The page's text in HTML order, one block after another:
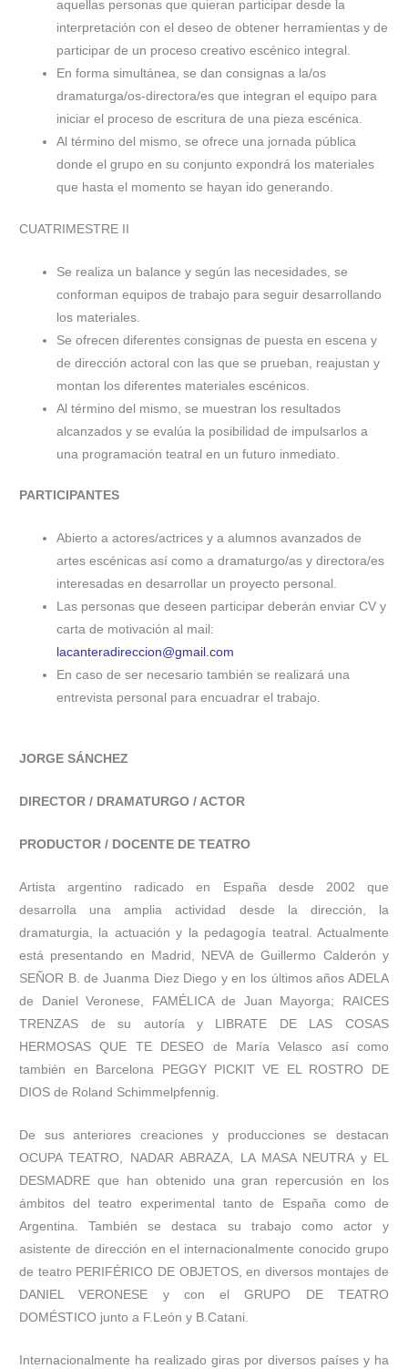
aquellas personas que quieran participar desde la
interpretación con el deseo de obtener herramientas y de
participar de un proceso creativo escénico integral.
En forma simultánea, se dan consignas a la/os
dramaturga/os-directora/es que integran el equipo para
iniciar el proceso de escritura de una pieza escénica.
Al término del mismo, se ofrece una jornada pública
donde el grupo en su conjunto expondrá los materiales
que hasta el momento se hayan ido generando.
CUATRIMESTRE II
Se realiza un balance y según las necesidades, se
conforman equipos de trabajo para seguir desarrollando
los materiales.
Se ofrecen diferentes consignas de puesta en escena y
de dirección actoral con las que se prueban, reajustan y
montan los diferentes materiales escénicos.
Al término del mismo, se muestran los resultados
alcanzados y se evalúa la posibilidad de impulsarlos a
una programación teatral en un futuro inmediato.
PARTICIPANTES
Abierto a actores/actrices y a alumnos avanzados de
artes escénicas así como a dramaturgo/as y directora/es
interesadas en desarrollar un proyecto personal.
Las personas que deseen participar deberán enviar CV y
carta de motivación al mail:
lacanteradireccion@gmail.com
En caso de ser necesario también se realizará una
entrevista personal para encuadrar el trabajo.
JORGE SÁNCHEZ
DIRECTOR / DRAMATURGO / ACTOR
PRODUCTOR / DOCENTE DE TEATRO
Artista argentino radicado en España desde 2002 que
desarrolla una amplia actividad desde la dirección, la
dramaturgia, la actuación y la pedagogía teatral. Actualmente
está presentando en Madrid, NEVA de Guillermo Calderón y
SEÑOR B. de Juanma Diez Diego y en los últimos años ADELA
de Daniel Veronese, FAMÉLICA de Juan Mayorga; RAICES
TRENZAS de su autoría y LIBRATE DE LAS COSAS
HERMOSAS QUE TE DESEO de María Velasco así como
también en Barcelona PEGGY PICKIT VE EL ROSTRO DE
DIOS de Roland Schimmelpfennig.
De sus anteriores creaciones y producciones se destacan
OCUPA TEATRO, NADAR ABRAZA, LA MASA NEUTRA y EL
DESMADRE que han obtenido una gran repercusión en los
ámbitos del teatro experimental tanto de España como de
Argentina. También se destaca su trabajo como actor y
asistente de dirección en el internacionalmente conocido grupo
de teatro PERIFÉRICO DE OBJETOS, en diversos montajes de
DANIEL VERONESE y con el GRUPO DE TEATRO
DOMÉSTICO junto a F.León y B.Catani.
Internacionalmente ha realizado giras por diversos países y ha